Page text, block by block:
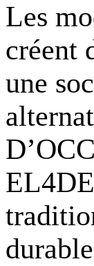
Les
créent
une